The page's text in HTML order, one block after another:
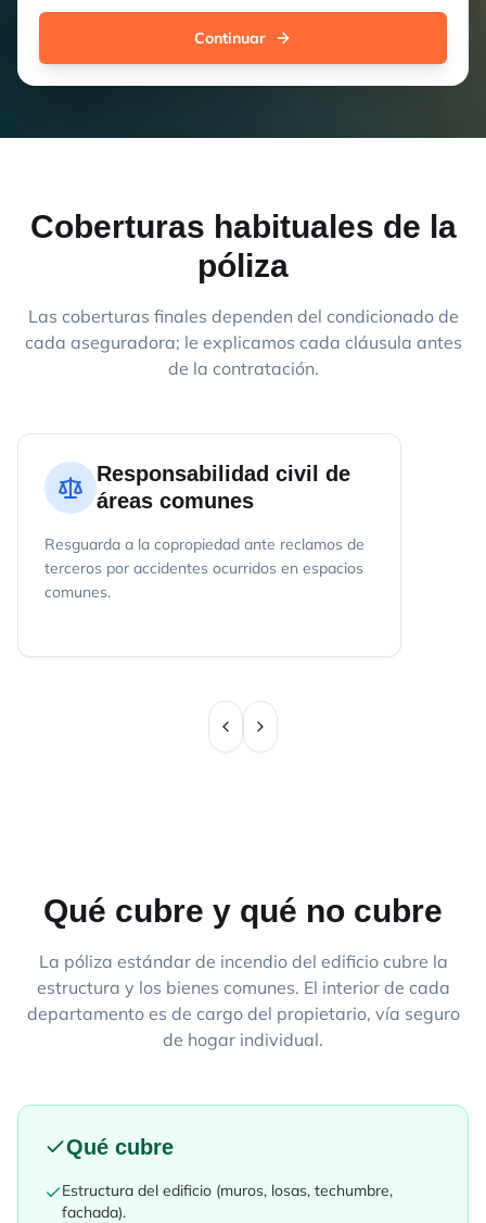
Continuar
Coberturas habituales de la
póliza
Las coberturas finales dependen del condicionado de
cada aseguradora; le explicamos cada cláusula antes
de la contratación.
Responsabilidad civil de
áreas comunes
Resguarda a la copropiedad ante reclamos de
terceros por accidentes ocurridos en espacios
comunes.
Qué cubre y qué no cubre
La póliza estándar de incendio del edificio cubre la
estructura y los bienes comunes. El interior de cada
departamento es de cargo del propietario, vía seguro
de hogar individual.
Qué cubre
Estructura del edificio (muros, losas, techumbre,
fachada).